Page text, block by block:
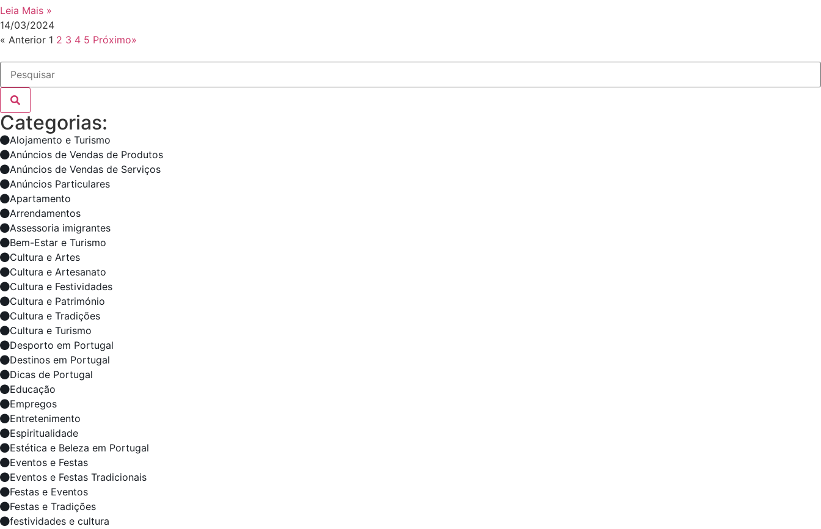
Leia Mais »
14/03/2024
« Anterior 1 2 3 4 5 Próximo»
Categorias:
Alojamento e Turismo
Anúncios de Vendas de Produtos
Anúncios de Vendas de Serviços
Anúncios Particulares
Apartamento
Arrendamentos
Assessoria imigrantes
Bem-Estar e Turismo
Cultura e Artes
Cultura e Artesanato
Cultura e Festividades
Cultura e Património
Cultura e Tradições
Cultura e Turismo
Desporto em Portugal
Destinos em Portugal
Dicas de Portugal
Educação
Empregos
Entretenimento
Espiritualidade
Estética e Beleza em Portugal
Eventos e Festas
Eventos e Festas Tradicionais
Festas e Eventos
Festas e Tradições
festividades e cultura